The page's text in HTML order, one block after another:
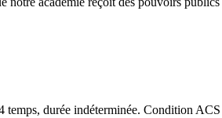
temps, durée indéterminée. Condition